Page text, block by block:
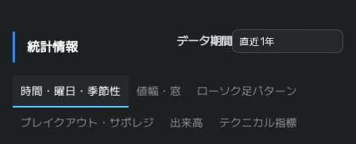
4094 日本化学産業0.965
統計情報 データ期間
時間・曜日・季節性 値幅・窓 ローソク足パターン
ブレイクアウト・サポレジ 出来高 テクニカル指標